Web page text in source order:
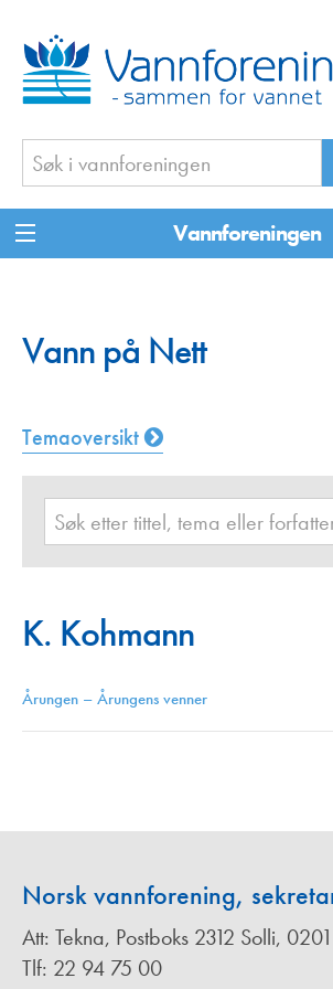
Vannforeningen
Vann på Nett
Temaoversikt
K. Kohmann
Årungen – Årungens venner
Norsk vannforening,
Att: Tekna, Postboks 2312 Solli,
Tlf: 22 94 75 00